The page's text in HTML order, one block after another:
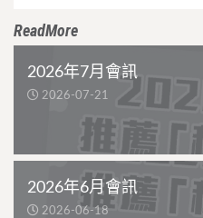
ReadMore
2026年7月會訊
2026-07-21
2026年6月會訊
2026-06-18